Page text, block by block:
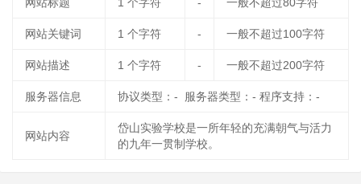
网站关键词 1 个字符 - 一般不超过100字符
网站描述 1 个字符 - 一般不超过200字符
服务器信息 协议类型：- 服务器类型：- 程序支持：-
网站内容
岱山实验学校是一所年轻的充满朝气与活力
的九年一贯制学校。